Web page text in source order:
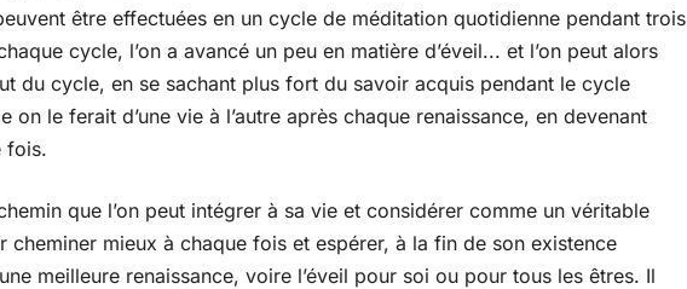
être effectuées en un cycle de méditation quotidienne pendant trois
cycle, l’on a avancé un peu en matière d’éveil... et l’on peut alors
du cycle, en se sachant plus fort du savoir acquis pendant le cycle
on le ferait d’une vie à l’autre après chaque renaissance, en devenant
fois.
que l’on peut intégrer à sa vie et considérer comme un véritable
cheminer mieux à chaque fois et espérer, à la fin de son existence
meilleure renaissance, voire l’éveil pour soi ou pour tous les êtres. Il